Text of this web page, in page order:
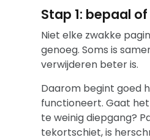
Stap 1: bepaal
Niet elke zwakke
genoeg. Soms is
verwijderen beter is.
Daarom begint goed
functioneert. Gaat
te weinig diepgang?
tekortschiet, is